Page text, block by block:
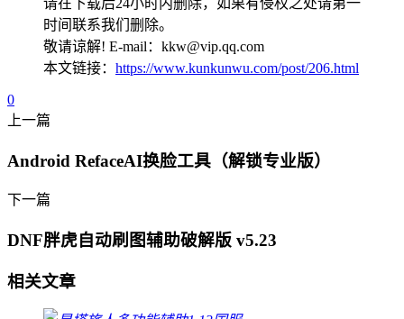
时间联系我们删除。
敬请谅解! E-mail：kkw@vip.qq.com
本文链接： https://www.kunkunwu.com/post/206.html
0
上一篇
Android RefaceAI换脸工具（解锁专业版）
下一篇
DNF胖虎自动刷图辅助破解版 v5.23
相关文章